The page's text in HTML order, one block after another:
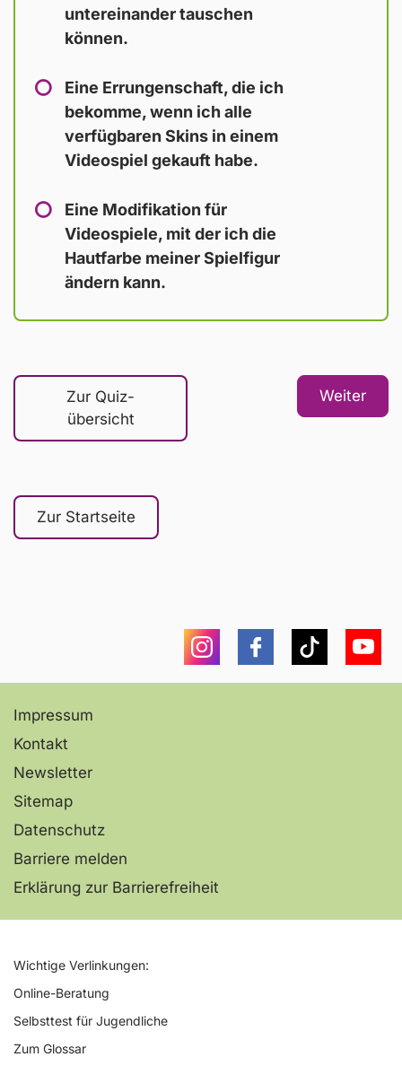
untereinander tauschen
können.
Eine Errungenschaft, die ich
bekomme, wenn ich alle
verfügbaren Skins in einem
Videospiel gekauft habe.
Eine Modifikation für
Videospiele, mit der ich die
Hautfarbe meiner Spielfigur
ändern kann.
Zur Quiz­
übersicht
Zur Startseite
Instagram Facebook Tiktok
Impressum
Kontakt
Newsletter
Sitemap
Datenschutz
Barriere melden
Erklärung zur Barrierefreiheit
Wichtige Verlinkungen:
Online-Beratung
Selbsttest für Jugendliche
Zum Glossar